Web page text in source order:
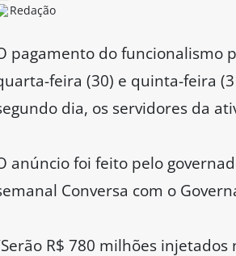
Redação
pagamento do funcionalismo
feira (30) e quinta-feira
dia, os servidores da
anúncio foi feito pelo
Conversa com o
R$ 780 milhões